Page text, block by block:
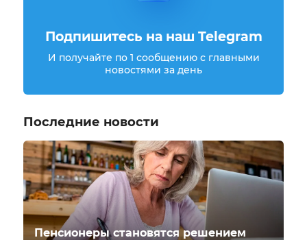
Подпишитесь на наш Telegram
И получайте по 1 сообщению с главными
новостями за день
Последние новости
Пенсионеры становятся решением